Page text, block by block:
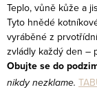
Teplo, vůně kůže a
Tyto hnědé
vyráběné z
zvládly každý den –
Obujte se do
nikdy nezklame.